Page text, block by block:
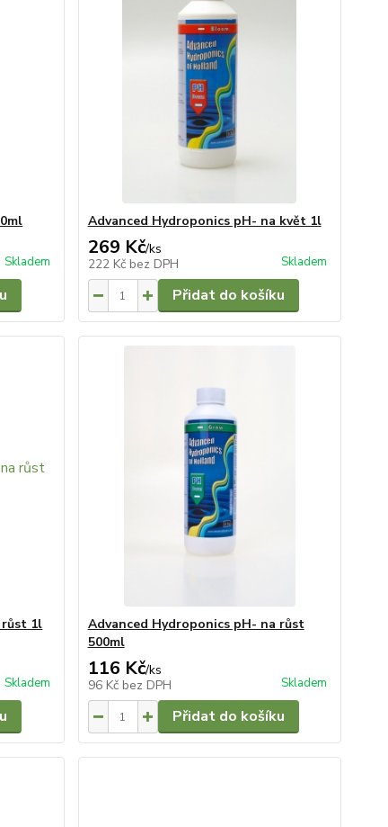
Skladem
Advanced Hydroponics pH- na květ 1l
269 Kč/ks
222 Kč bez DPH Skladem
Přidat do košíku
růst 1l
Skladem
Advanced Hydroponics pH- na růst
500ml
116 Kč/ks
96 Kč bez DPH Skladem
Přidat do košíku